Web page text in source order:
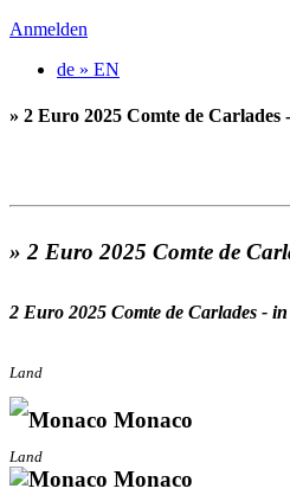
Anmelden
de » EN
» 2 Euro 2025 Comte de Carlades
» 2 Euro 2025 Comte de
2 Euro 2025 Comte de Carlades -
Land
Monaco
Land
Monaco